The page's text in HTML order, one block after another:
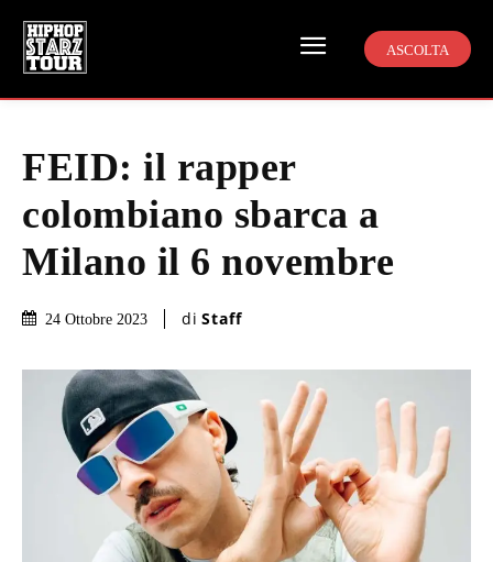
ASCOLTA
FEID: il rapper
colombiano sbarca a
Milano il 6 novembre
24 Ottobre 2023 di Staff